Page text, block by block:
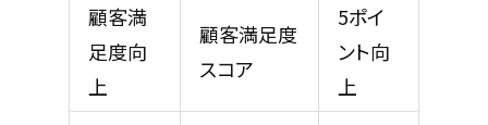
顧客満
足度向
上
顧客満足度
スコア
5ポイ
ント向
上